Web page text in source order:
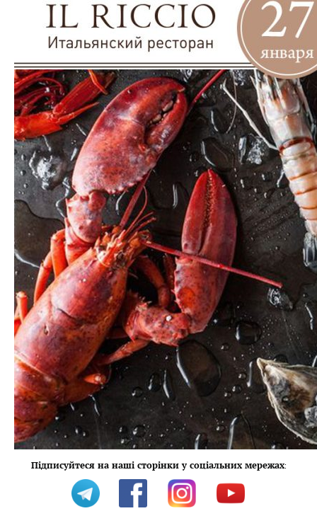
Підписуйтеся на наші сторінки у соціальних мережах: